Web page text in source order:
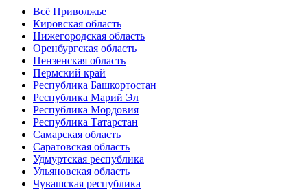
Всё Приволжье
Кировская область
Нижегородская область
Оренбургская область
Пензенская область
Пермский край
Республика Башкортостан
Республика Марий Эл
Республика Мордовия
Республика Татарстан
Самарская область
Саратовская область
Удмуртская республика
Ульяновская область
Чувашская республика